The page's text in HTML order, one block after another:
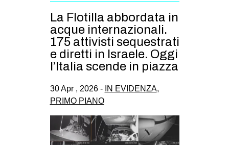
La Flotilla abbordata in
acque internazionali.
175 attivisti sequestrati
e diretti in Israele. Oggi
l’Italia scende in piazza
30 Apr , 2026 - IN EVIDENZA,
PRIMO PIANO